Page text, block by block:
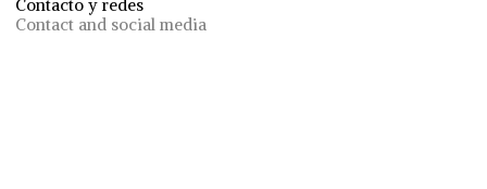
Contacto y redes
Contact and social media